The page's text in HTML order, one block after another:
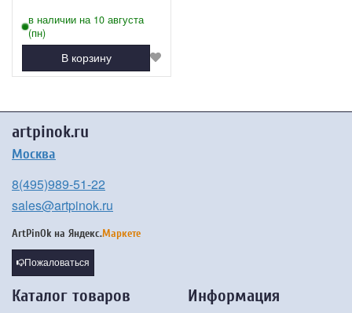
в наличии на 10 августа
(пн)
В корзину
artpinok.ru
Москва
8(495)989-51-22
sales@artpinok.ru
ArtPinOk на Яндекс.Маркете
Пожаловаться
Каталог товаров Информация